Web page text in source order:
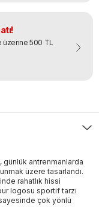
500 TL
günlük antrenmanlarda
üzere tasarlandı.
rahatlık hissi
logosu sportif tarzı
çok yönlü